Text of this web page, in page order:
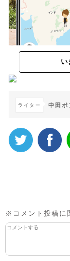
い
ライター 中田ボ
※コメント投稿に